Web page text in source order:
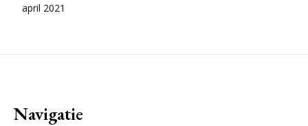
april 2021
Navigatie